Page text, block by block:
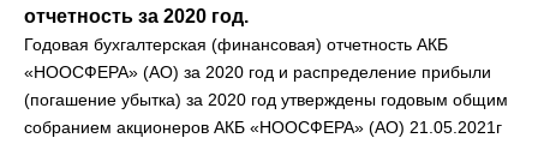
отчетность за 2020 год.
Годовая бухгалтерская (финансовая) отчетность АКБ
«НООСФЕРА» (АО) за 2020 год и распределение прибыли
(погашение убытка) за 2020 год утверждены годовым общим
собранием акционеров АКБ «НООСФЕРА» (АО) 21.05.2021г